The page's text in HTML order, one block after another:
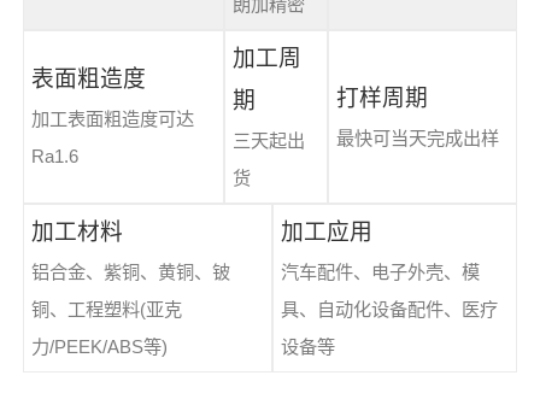
朗加精密
表面粗造度
加工表面粗造度可达
Ra1.6
加工周
期
三天起出
货
打样周期
最快可当天完成出样
加工材料
铝合金、紫铜、黄铜、铍
铜、工程塑料(亚克
力/PEEK/ABS等)
加工应用
汽车配件、电子外壳、模
具、自动化设备配件、医疗
设备等